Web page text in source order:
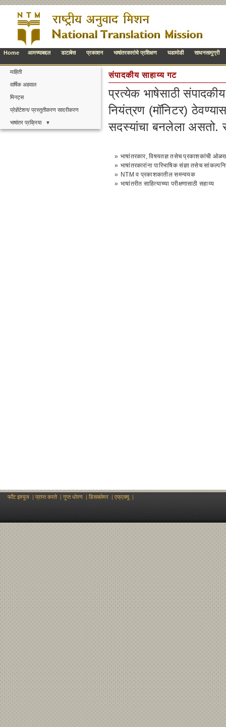
Home आमच्याबद्दल डाटाबेस प्रकाशन भाषांतरकारांचे प्रशिक्षण घडामोडी साधनसामुग्री
माहिती
वार्षिक अहवाल
मिनट्स
प्रेज्ञेंटेशन/ प्रस्तुतीकरण सादरीकरण
भाषांतर प्रक्रिया
संपादकीय साहाय्य गट
प्रत्येक भाषेसाठी
नियंत्रण (मॉनिटर)
सदस्यांचा बनलेला असतो.
» भाषांतरकार, विषयतज्ञ तसेच प्रकाशकांची
» भाषांतरकारांना पारिभाषिक संज्ञा तसेच
» NTM व प्रकाशकातील समन्वयक
» भाषांतरीत साहित्याच्या परीक्षणासाठी सहाय्य
फॉंट इश्युज | प्राप्त करते| गुप्त धोरण | डिसक्लेमर | एफ्एक्यू|